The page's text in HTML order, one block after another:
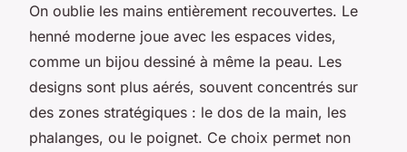
On oublie les mains entièrement recouvertes. Le
henné moderne joue avec les espaces vides,
comme un bijou dessiné à même la peau. Les
designs sont plus aérés, souvent concentrés sur
des zones stratégiques : le dos de la main, les
phalanges, ou le poignet. Ce choix permet non